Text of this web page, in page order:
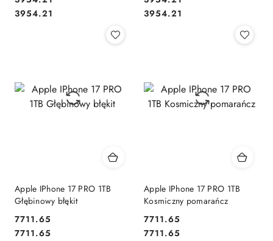
Cena:
Cena:
3954.21 Cena:
Cena:
3954.21
Apple IPhone 17 PRO 1TB
Głębinowy błękit
Cena:
7711.65
Cena:
7711.65
Apple IPhone 17 PRO 1TB
Kosmiczny pomarańcz
Cena:
7711.65
Cena:
7711.65